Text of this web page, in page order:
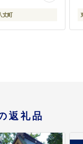
丈町
返礼品